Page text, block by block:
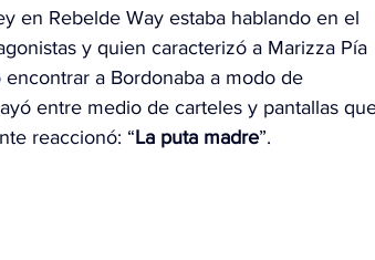
en Rebelde Way estaba hablando en el
y quien caracterizó a Marizza Pía
a Bordonaba a modo de
entre medio de carteles y pantallas
reaccionó: “La puta madre”.